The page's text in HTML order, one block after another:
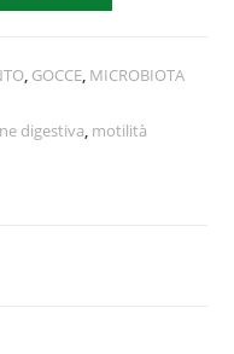
, GOCCE, MICROBIOTA
digestiva, motilità